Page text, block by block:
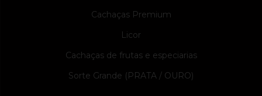
Cachaças Premium
Licor
Cachaças de frutas e especiarias
Sorte Grande (PRATA / OURO)